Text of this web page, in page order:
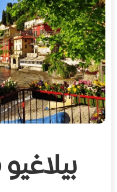
بيلاغيو Belaggio